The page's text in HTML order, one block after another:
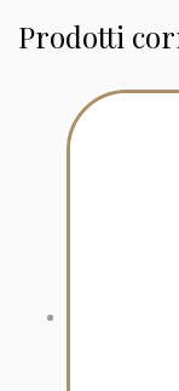
Prodotti